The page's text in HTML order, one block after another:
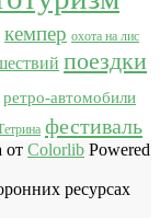
кемпер охота на лис
поездки
ретро-автомобили
фестиваль
от Colorlib Powered
ресурсах